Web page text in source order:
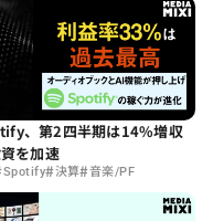
、第2四半期は14%増収
を加速
Spotify#決算#音楽/PF